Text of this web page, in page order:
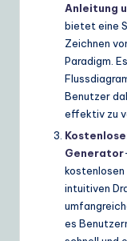
Anleitung
bietet eine
Zeichnen
Paradigm.
Benutzer
effektiv zu
Generator
intuitiven
es